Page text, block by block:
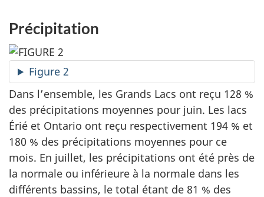
Précipitation
Figure 2
Dans l’ensemble, les Grands Lacs ont reçu 128 %
des précipitations moyennes pour juin. Les lacs
Érié et Ontario ont reçu respectivement 194 % et
180 % des précipitations moyennes pour ce
mois. En juillet, les précipitations ont été près de
la normale ou inférieure à la normale dans les
différents bassins, le total étant de 81 % des